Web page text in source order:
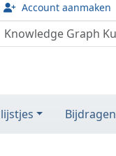
Account aanmaken
Bijdragen